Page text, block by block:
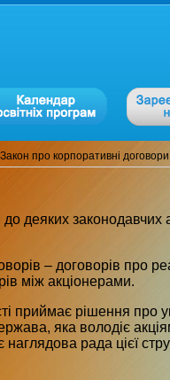
Закон про корпоративні
деяких законодавчих
– договорів про
між акціонерами.
приймає рішення про
яка володіє
рада цієї